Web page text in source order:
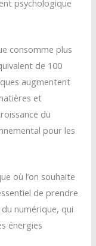
psychologique
consomme plus
de 100
augmentent
et
du
pour les
où l’on souhaite
de prendre
numérique, qui
énergies